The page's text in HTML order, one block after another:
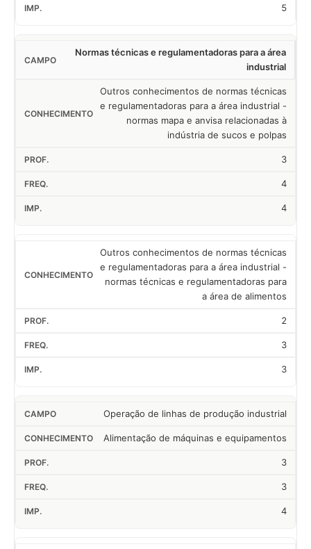
5
Normas técnicas e regulamentadoras para a área
industrial
Outros conhecimentos de normas técnicas
e regulamentadoras para a área industrial -
normas mapa e anvisa relacionadas à
indústria de sucos e polpas
3
4
4
Outros conhecimentos de normas técnicas
e regulamentadoras para a área industrial -
normas técnicas e regulamentadoras para
a área de alimentos
2
3
3
Operação de linhas de produção industrial
Alimentação de máquinas e equipamentos
3
3
4